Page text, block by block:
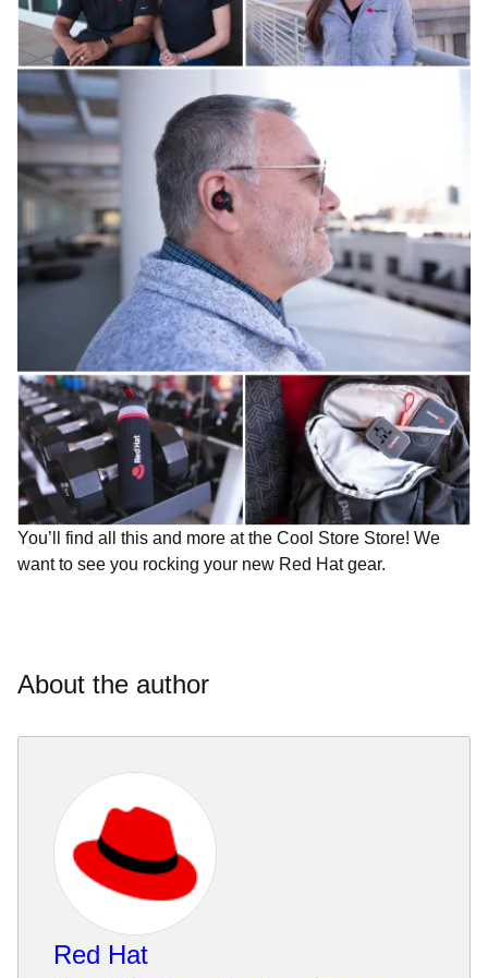
You’ll find all this and more at the Cool Store Store! We
want to see you rocking your new Red Hat gear.
About the author
Red Hat